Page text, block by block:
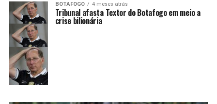
BOTAFOGO 4 meses atrás
Tribunal afasta Textor do Botafogo em meio a
crise bilionária